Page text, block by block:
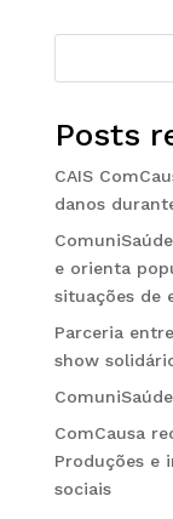
Posts
CAIS
danos
e orienta
situações de
Parceria
show
ComCausa
Produções e
sociais